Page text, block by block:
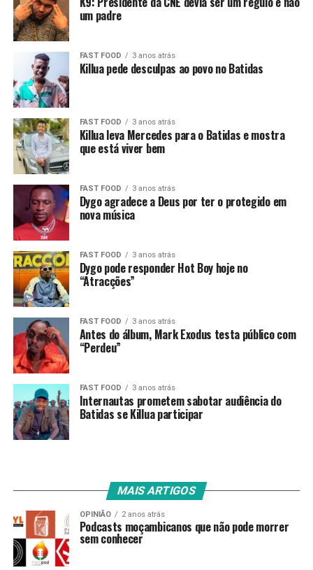
um padre
FAST FOOD 3 anos atrás
Killua pede desculpas ao povo no Batidas
FAST FOOD 3 anos atrás
Killua leva Mercedes para o Batidas e mostra
que está viver bem
FAST FOOD 3 anos atrás
Dygo agradece a Deus por ter o protegido em
nova música
FAST FOOD 3 anos atrás
Dygo pode responder Hot Boy hoje no
“Atracções”
FAST FOOD 3 anos atrás
Antes do álbum, Mark Exodus testa público com
“Perdeu”
FAST FOOD 3 anos atrás
Internautas prometem sabotar audiência do
Batidas se Killua participar
MAIS ARTIGOS
OPINIÃO 2 anos atrás
Podcasts moçambicanos que não pode morrer
sem conhecer